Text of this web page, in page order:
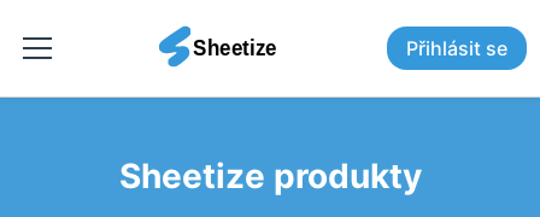
Přihlásit se
Sheetize produkty